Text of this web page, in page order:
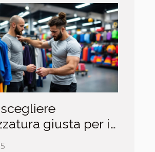
giusta per il
da